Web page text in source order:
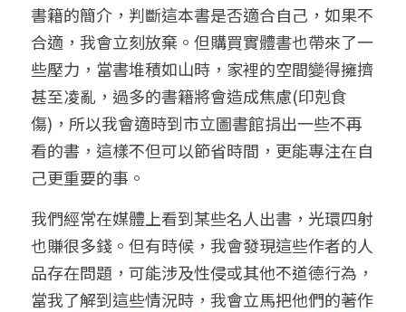
團隊訓練營
五行八字線上班
書籍的簡介，判斷這本書是否適合自己，如果不
合適，我會立刻放棄。但購買實體書也帶來了一
些壓力，當書堆積如山時，家裡的空間變得擁擠
甚至凌亂，過多的書籍將會造成焦慮(印剋食
傷)，所以我會適時到市立圖書館捐出一些不再
看的書，這樣不但可以節省時間，更能專注在自
己更重要的事。
我們經常在媒體上看到某些名人出書，光環四射
也賺很多錢。但有時候，我會發現這些作者的人
品存在問題，可能涉及性侵或其他不道德行為，
當我了解到這些情況時，我會立馬把他們的著作